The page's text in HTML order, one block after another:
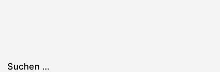
Suchen …